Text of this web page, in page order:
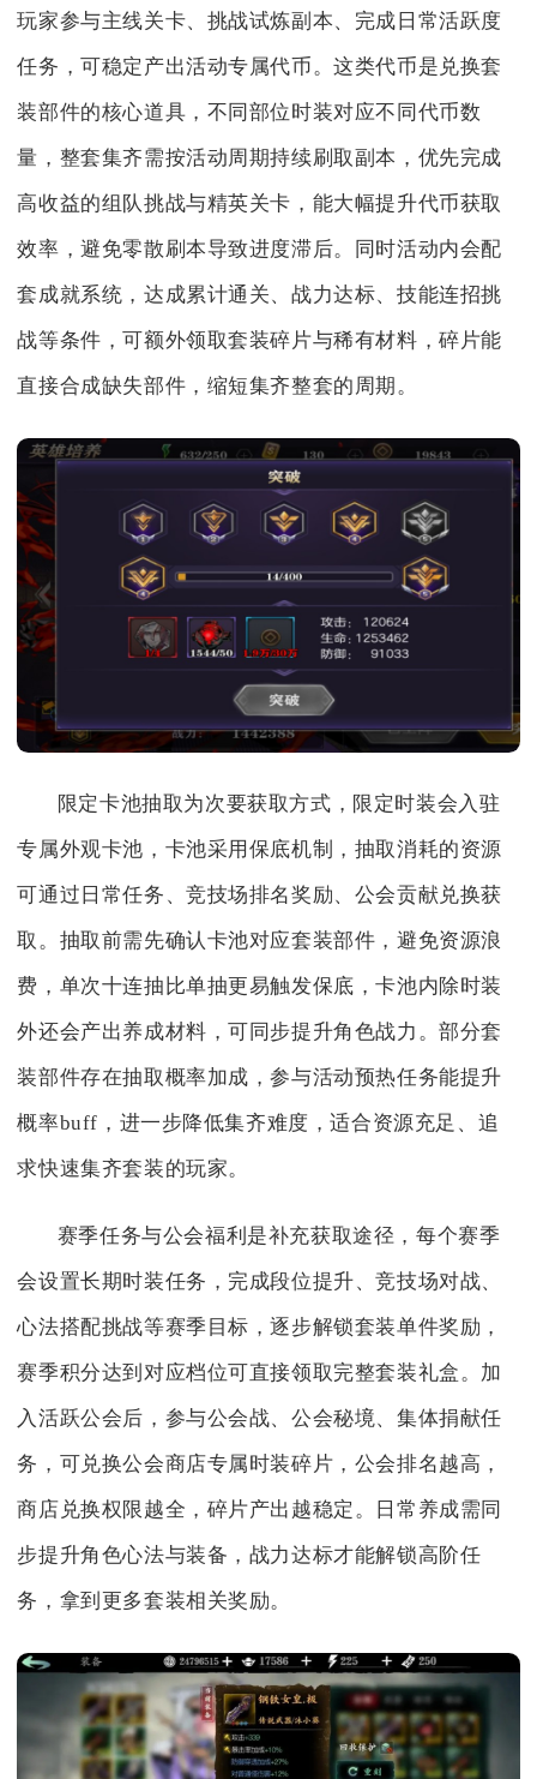
玩家参与主线关卡、挑战试炼副本、完成日常活跃度
任务，可稳定产出活动专属代币。这类代币是兑换套
装部件的核心道具，不同部位时装对应不同代币数
量，整套集齐需按活动周期持续刷取副本，优先完成
高收益的组队挑战与精英关卡，能大幅提升代币获取
效率，避免零散刷本导致进度滞后。同时活动内会配
套成就系统，达成累计通关、战力达标、技能连招挑
战等条件，可额外领取套装碎片与稀有材料，碎片能
直接合成缺失部件，缩短集齐整套的周期。
限定卡池抽取为次要获取方式，限定时装会入驻
专属外观卡池，卡池采用保底机制，抽取消耗的资源
可通过日常任务、竞技场排名奖励、公会贡献兑换获
取。抽取前需先确认卡池对应套装部件，避免资源浪
费，单次十连抽比单抽更易触发保底，卡池内除时装
外还会产出养成材料，可同步提升角色战力。部分套
装部件存在抽取概率加成，参与活动预热任务能提升
概率buff，进一步降低集齐难度，适合资源充足、追
求快速集齐套装的玩家。
赛季任务与公会福利是补充获取途径，每个赛季
会设置长期时装任务，完成段位提升、竞技场对战、
心法搭配挑战等赛季目标，逐步解锁套装单件奖励，
赛季积分达到对应档位可直接领取完整套装礼盒。加
入活跃公会后，参与公会战、公会秘境、集体捐献任
务，可兑换公会商店专属时装碎片，公会排名越高，
商店兑换权限越全，碎片产出越稳定。日常养成需同
步提升角色心法与装备，战力达标才能解锁高阶任
务，拿到更多套装相关奖励。